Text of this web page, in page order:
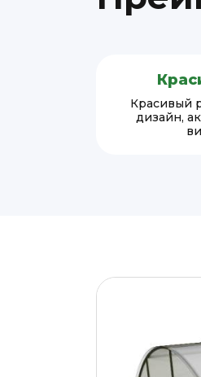
Красивый
дизайн,